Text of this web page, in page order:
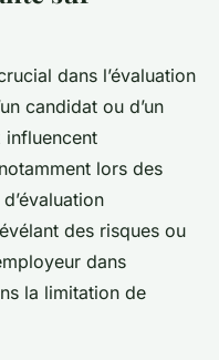
dans l’évaluation
candidat ou d’un
influencent
lors des
des risques ou
dans
la limitation de